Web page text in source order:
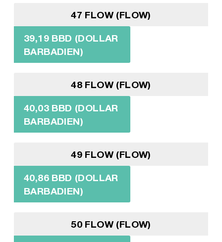
47 FLOW (FLOW)
39,19 BBD (DOLLAR
BARBADIEN)
48 FLOW (FLOW)
40,03 BBD (DOLLAR
BARBADIEN)
49 FLOW (FLOW)
40,86 BBD (DOLLAR
BARBADIEN)
50 FLOW (FLOW)